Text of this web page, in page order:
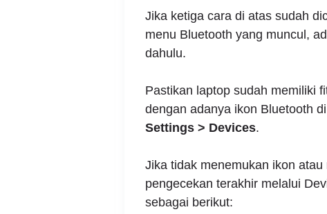
Jika ketiga cara di atas sudah
menu Bluetooth yang muncul,
dahulu.
Pastikan laptop sudah memiliki
dengan adanya ikon Bluetooth
Settings > Devices.
Jika tidak menemukan ikon
pengecekan terakhir melalui
sebagai berikut: